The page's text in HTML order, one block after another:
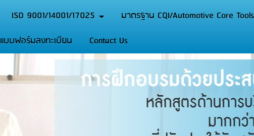
ISO 9001/14001/17025 มาตรฐาน CQI/Automotive Core Tools
แบบฟอร์มลงทะเบียน
Contact Us